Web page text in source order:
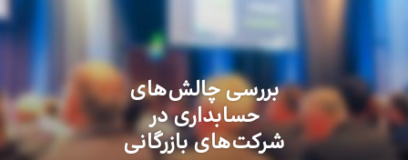
بررسی چالش‌های
حسابداری در
شرکت‌های بازرگانی